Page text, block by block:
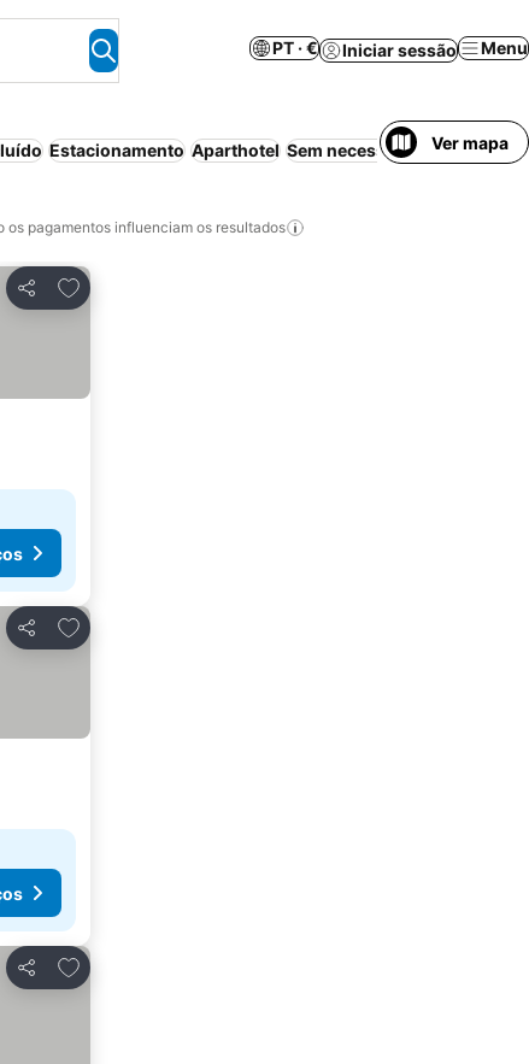
PT · € Iniciar sessão Menu
Estacionamento Aparthotel Sem necessidade de pré-
Ver mapa
os pagamentos influenciam os resultados
Partilhar
Adicionar aos favoritos
Partilhar
Adicionar aos favoritos
Partilhar
Adicionar aos favoritos